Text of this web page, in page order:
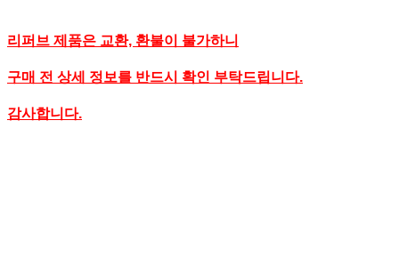
리퍼브 제품은 교환, 환불이 불가하니
구매 전 상세 정보를 반드시 확인 부탁드립니다.
감사합니다.